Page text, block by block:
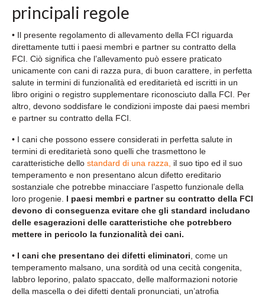
principali regole
• Il presente regolamento di allevamento della FCI riguarda
direttamente tutti i paesi membri e partner su contratto della
FCI. Ciò significa che l’allevamento può essere praticato
unicamente con cani di razza pura, di buon carattere, in perfetta
salute in termini di funzionalità ed ereditarietà ed iscritti in un
libro origini o registro supplementare riconosciuto dalla FCI. Per
altro, devono soddisfare le condizioni imposte dai paesi membri
e partner su contratto della FCI.
• I cani che possono essere considerati in perfetta salute in
termini di ereditarietà sono quelli che trasmettono le
caratteristiche dello standard di una razza, il suo tipo ed il suo
temperamento e non presentano alcun difetto ereditario
sostanziale che potrebbe minacciare l’aspetto funzionale della
loro progenie. I paesi membri e partner su contratto della FCI
devono di conseguenza evitare che gli standard includano
delle esagerazioni delle caratteristiche che potrebbero
mettere in pericolo la funzionalità dei cani.
• I cani che presentano dei difetti eliminatori, come un
temperamento malsano, una sordità od una cecità congenita,
labbro leporino, palato spaccato, delle malformazioni notorie
della mascella o dei difetti dentali pronunciati, un’atrofia